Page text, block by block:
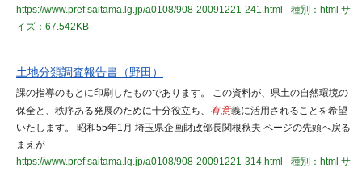
https://www.pref.saitama.lg.jp/a0108/908-20091221-241.html
種別：html サ
イズ：67.542KB
土地分類調査報告書（野田）
課の指導のもとに印刷したものであります。 この資料が、県土の自然環境の
保全と、秩序ある発展のために十分役立ち、 有意義に活用されることを希望
いたします。 昭和55年1月 埼玉県企画財政部長関根秋夫 ページの先頭へ戻る
まえが
https://www.pref.saitama.lg.jp/a0108/908-20091221-314.html
種別：html サ